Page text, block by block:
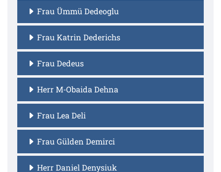
Frau Ümmü Dedeoglu
Frau Katrin Dederichs
Frau Dedeus
Herr M-Obaida Dehna
Frau Lea Deli
Frau Gülden Demirci
Herr Daniel Denysiuk